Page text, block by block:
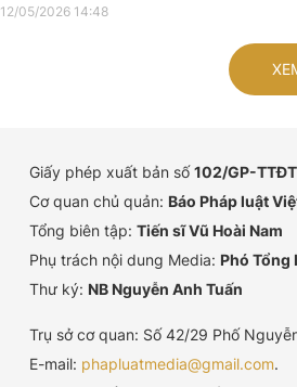
12/05/2026 14:48
Giấy phép xuất bản số102/GP-
Cơ quan chủ quản: Báo Pháp luật
Tổng biên tập: Tiến sĩ Vũ Hoài Nam
Phụ trách nội dung Media: Phó Tổng
Thư ký: NB Nguyễn Anh Tuấn
Trụ sở cơ quan: Số 42/29 Phố
E-mail: phapluatmedia@gmail.com.